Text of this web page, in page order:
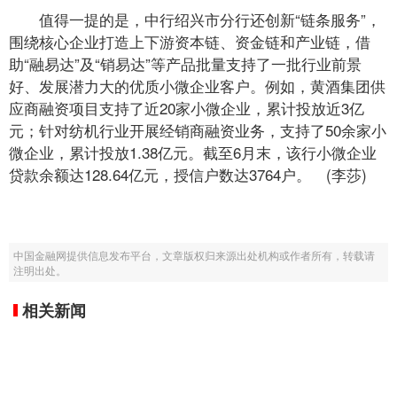
值得一提的是，中行绍兴市分行还创新“链条服务”，
围绕核心企业打造上下游资本链、资金链和产业链，借
助“融易达”及“销易达”等产品批量支持了一批行业前景
好、发展潜力大的优质小微企业客户。例如，黄酒集团供
应商融资项目支持了近20家小微企业，累计投放近3亿
元；针对纺机行业开展经销商融资业务，支持了50余家小
微企业，累计投放1.38亿元。截至6月末，该行小微企业
贷款余额达128.64亿元，授信户数达3764户。 (李莎)
中国金融网提供信息发布平台，文章版权归来源出处机构或作者所有，转载请
注明出处。
相关新闻